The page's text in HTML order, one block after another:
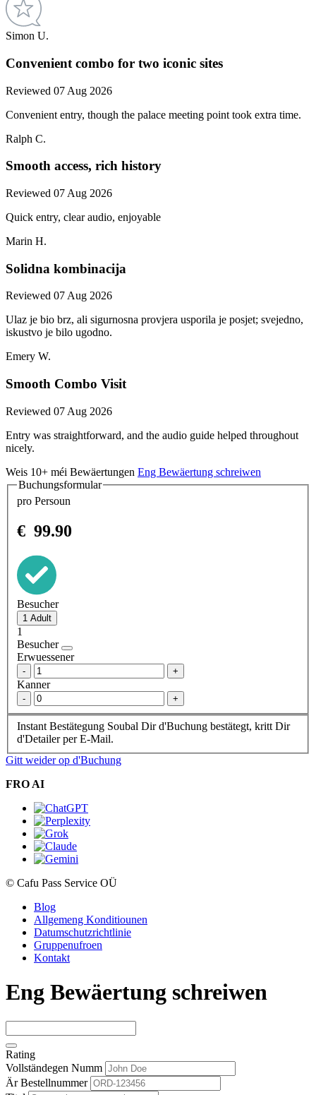
Simon U.
Convenient combo for two iconic sites
Reviewed 07 Aug 2026
Convenient entry, though the palace meeting point took extra time.
Ralph C.
Smooth access, rich history
Reviewed 07 Aug 2026
Quick entry, clear audio, enjoyable
Marin H.
Solidna kombinacija
Reviewed 07 Aug 2026
Ulaz je bio brz, ali sigurnosna provjera usporila je posjet; svejedno,
iskustvo je bilo ugodno.
Emery W.
Smooth Combo Visit
Reviewed 07 Aug 2026
Entry was straightforward, and the audio guide helped throughout
nicely.
Weis 10+ méi Bewäertungen Eng Bewäertung schreiwen
Buchungsformular
pro Persoun
€ 99.90
Besucher
1
Besucher
Erwuessener
- +
Kanner
- +
Instant Bestätegung Soubal Dir d'Buchung bestätegt, kritt Dir
d'Detailer per E-Mail.
Gitt weider op d'Buchung
FRO AI
© Cafu Pass Service OÜ
Blog
Allgemeng Konditiounen
Datumschutzrichtlinie
Gruppenufroen
Kontakt
Eng Bewäertung schreiwen
Rating
Vollständegen Numm
Är Bestellnummer